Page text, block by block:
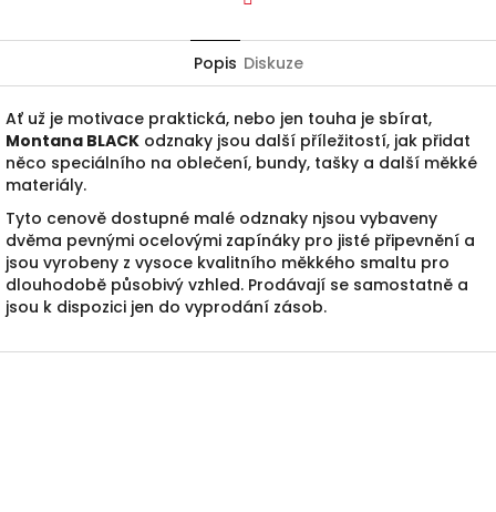
Popis Diskuze
Ať už je motivace praktická, nebo jen touha je sbírat,
Montana BLACK odznaky jsou další příležitostí, jak přidat
něco speciálního na oblečení, bundy, tašky a další měkké
materiály.
Tyto cenově dostupné malé odznaky njsou vybaveny
dvěma pevnými ocelovými zapínáky pro jisté připevnění a
jsou vyrobeny z vysoce kvalitního měkkého smaltu pro
dlouhodobě působivý vzhled. Prodávají se samostatně a
jsou k dispozici jen do vyprodání zásob.